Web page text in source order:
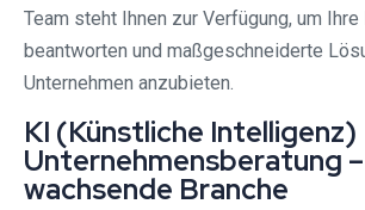
Team steht Ihnen zur Verfügung, um Ihre
beantworten und maßgeschneiderte
Unternehmen anzubieten.
KI (Künstliche Intelligenz)
Unternehmensberatung
wachsende Branche